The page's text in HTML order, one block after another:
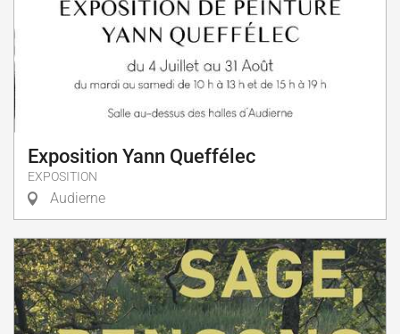
Exposition Yann Queffélec
EXPOSITION
Audierne